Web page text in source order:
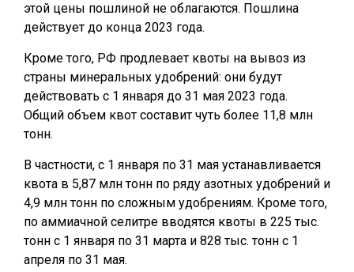
этой цены пошлиной не облагаются. Пошлина
действует до конца 2023 года.
Кроме того, РФ продлевает квоты на вывоз из
страны минеральных удобрений: они будут
действовать с 1 января до 31 мая 2023 года.
Общий объем квот составит чуть более 11,8 млн
тонн.
В частности, с 1 января по 31 мая устанавливается
квота в 5,87 млн тонн по ряду азотных удобрений и
4,9 млн тонн по сложным удобрениям. Кроме того,
по аммиачной селитре вводятся квоты в 225 тыс.
тонн с 1 января по 31 марта и 828 тыс. тонн с 1
апреля по 31 мая.